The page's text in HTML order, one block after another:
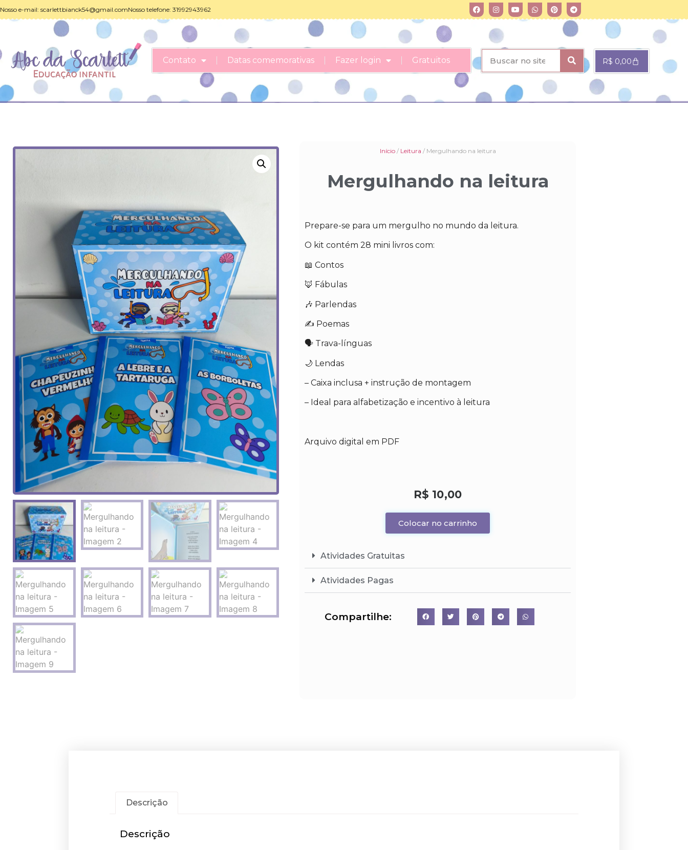
Nosso e-mail: scarlettbianck54@gmail.comNosso telefone: 31992943962
Contato Datas comemorativas Fazer login Gratuitos R$ 0,00
Início/ Leitura / Mergulhando na leitura
Mergulhando na leitura
Prepare-se para um mergulho no mundo da leitura.
O kit contém 28 mini livros com:
📖 Contos
🦊 Fábulas
🎶 Parlendas
✍️ Poemas
🗣️ Trava-línguas
🌙 Lendas
– Caixa inclusa + instrução de montagem
– Ideal para alfabetização e incentivo à leitura
Arquivo digital em PDF
R$ 10,00
Colocar no carrinho
Atividades Gratuitas
Atividades Pagas
Compartilhe:
Descrição
Descrição